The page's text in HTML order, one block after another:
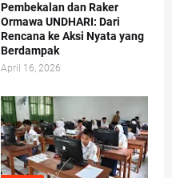
Pembekalan dan Raker
Ormawa UNDHARI: Dari
Rencana ke Aksi Nyata yang
Berdampak
April 16, 2026